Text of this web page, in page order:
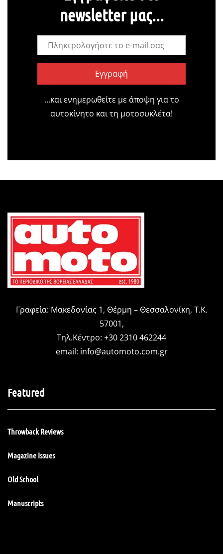
newsletter μας...
Εγγραφή
…και ενημερωθείτε με άποψη για το
αυτοκίνητο και τη μοτοσυκλέτα!
Γραφεία: Μακεδονίας 1, Θέρμη – Θεσσαλονίκη, Τ.Κ.
57001,
Τηλ.Κέντρο: +30 2310 462244
email: info@automoto.com.gr
Featured
Throwback Reviews
Magazine Issues
Old School
Manuscripts